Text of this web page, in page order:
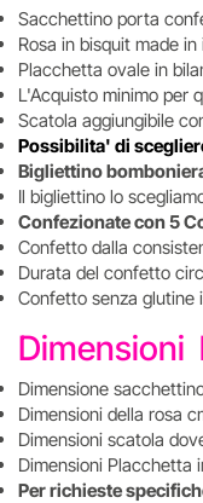
Sacchettino porta
Rosa in bisquit made
Placchetta ovale in
L'Acquisto minimo per
Scatola aggiungibile
Possibilita' di
Bigliettino
Il bigliettino lo
Confezionate con 5
Confetto dalla
Durata del confetto
Confetto senza glutine
Dimensioni
Dimensione
Dimensioni della rosa
Dimensioni scatola
Dimensioni Placchetta
Per richieste